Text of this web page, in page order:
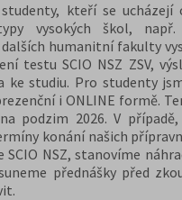
kteří se ucházejí
vysokých škol, např.
humanitní fakulty
testu SCIO NSZ ZSV,
ke studiu. Pro studenty
i ONLINE formě.
podzim 2026. V
konání našich
NSZ, stanovíme
přednášky před